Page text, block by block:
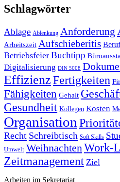
Schlagwörter
Ablage Ablenkung Anforderung
Arbeitszeit Aufschieberitis
Betriebsfeier Buchtipp
Digitalisierung DIN 5008
EffizienzFertigkeiten
Fähigkeiten Gehalt
Gesundheit Kollegen Kosten
Organisation
Recht Schreibtisch Soft Skills
Umwelt Weihnachten Work-
Zeitmanagement Ziel
Arbeiten im Sekretariat